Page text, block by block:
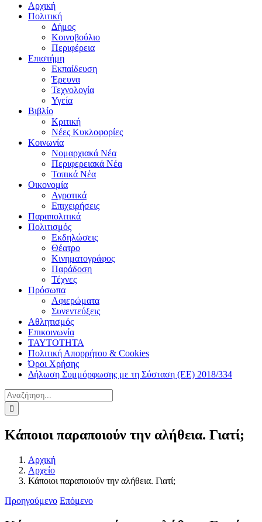
Αρχική
Πολιτική
Δήμος
Κοινοβούλιο
Περιφέρεια
Επιστήμη
Εκπαίδευση
Έρευνα
Τεχνολογία
Υγεία
Βιβλίο
Κριτική
Νέες Κυκλοφορίες
Κοινωνία
Νομαρχιακά Νέα
Περιφερειακά Νέα
Τοπικά Νέα
Οικονομία
Αγροτικά
Επιχειρήσεις
Παραπολιτικά
Πολιτισμός
Εκδηλώσεις
Θέατρο
Κινηματογράφος
Παράδοση
Τέχνες
Πρόσωπα
Αφιερώματα
Συνεντεύξεις
Αθλητισμός
Επικοινωνία
ΤΑΥΤΟΤΗΤΑ
Πολιτική Απορρήτου & Cookies
Όροι Χρήσης
Δήλωση Συμμόρφωσης με τη Σύσταση (ΕΕ) 2018/334
Αναζήτηση
για:
Κάποιοι παραποιούν την αλήθεια. Γιατί;
Αρχική
Αρχείο
Κάποιοι παραποιούν την αλήθεια. Γιατί;
Προηγούμενο Επόμενο